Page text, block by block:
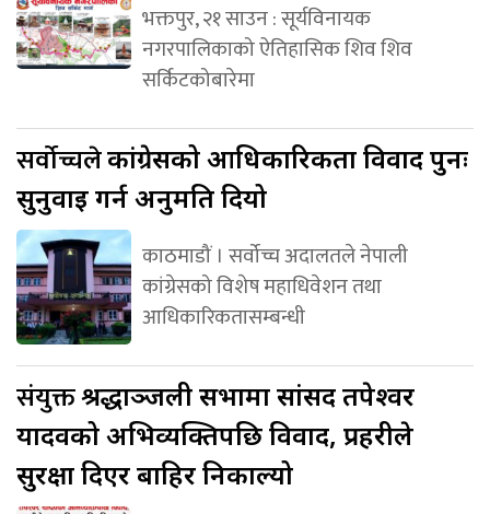
भक्तपुर, २१ साउन : सूर्यविनायक
नगरपालिकाको ऐतिहासिक शिव शिव
सर्किटकोबारेमा
सर्वोच्चलेकांग्रेसको आधिकारिकता विवाद पुनः
सुनुवाइ गर्न अनुमति दियो
काठमाडौं । सर्वोच्च अदालतले नेपाली
कांग्रेसको विशेष महाधिवेशन तथा
आधिकारिकतासम्बन्धी
संयुक्तश्रद्धाञ्जली सभामा सांसद तपेश्वर
यादवको अभिव्यक्तिपछि विवाद, प्रहरीले
सुरक्षा दिएर बाहिर निकाल्यो